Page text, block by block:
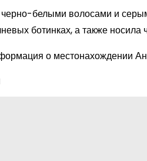
белыми волосами и
ботинках, а также носила
о местонахождении